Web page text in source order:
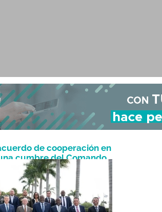
de cooperación en
cumbre del Comando